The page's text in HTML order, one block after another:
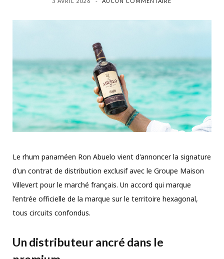
Le rhum panaméen Ron Abuelo vient d'annoncer la signature
d'un contrat de distribution exclusif avec le Groupe Maison
Villevert pour le marché français. Un accord qui marque
l'entrée officielle de la marque sur le territoire hexagonal,
tous circuits confondus.
Un distributeur ancré dans le